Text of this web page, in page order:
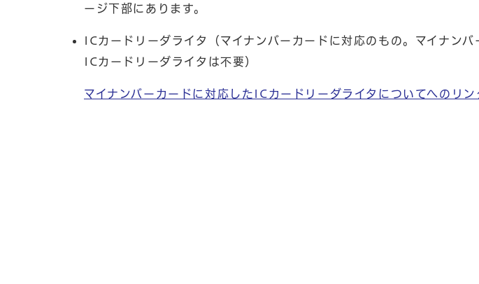
ージ下部にあります。
ICカードリーダライタ（マイナンバーカードに対応のもの。マイナン
ICカードリーダライタは不要）
マイナンバーカードに対応したICカードリーダライタについてへのリン